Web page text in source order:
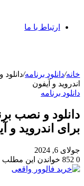
ارتباط با ما
خانه/دانلود برنامه/
اندروید و آیفون
دانلود برنامه
دانلود و نصب
برای اندروید و
جولای 6, 2024
0
خواندن این مطلب 4 دقیقه زمان میبرد